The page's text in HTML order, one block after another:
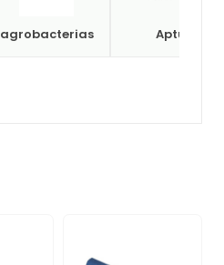
agrobacterias Aptus